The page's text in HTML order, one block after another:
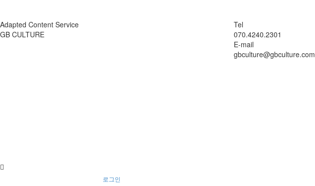
Adapted Content Service
GB CULTURE
Tel
070.4240.2301
E-mail
gbculture@gbculture.com
로그인